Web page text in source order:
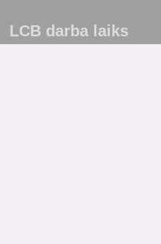
LCB darba laiks